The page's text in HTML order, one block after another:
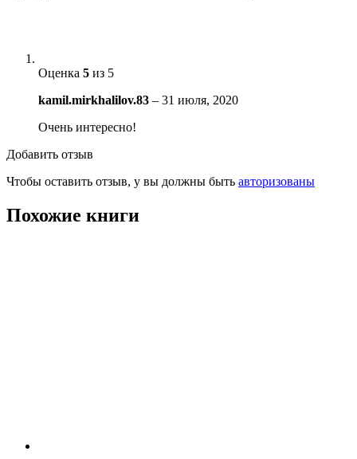
Оценка 5 из 5
kamil.mirkhalilov.83 – 31 июля, 2020
Очень интересно!
Добавить отзыв
Чтобы оставить отзыв, у вы должны быть авторизованы
Похожие книги